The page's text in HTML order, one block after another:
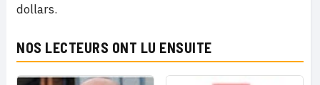
dollars.
NOS LECTEURS ONT LU ENSUITE